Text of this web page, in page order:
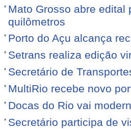
Mato Grosso abre edital
quilômetros
Porto do Açu alcança
Setrans realiza edição
Secretário de
MultiRio recebe novo
Docas do Rio vai
Secretário participa de